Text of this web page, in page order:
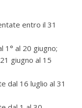
entro il 31
1° al 20 giugno;
giugno al 15
dal 16 luglio al 31